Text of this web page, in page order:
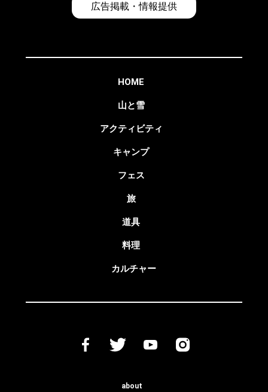
広告掲載・情報提供
HOME
山と雪
アクティビティ
キャンプ
フェス
旅
道具
料理
カルチャー
about